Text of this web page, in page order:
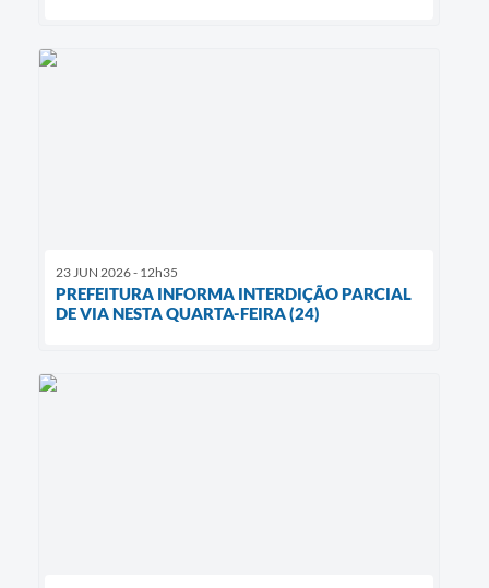
23 JUN 2026 - 12h35
PREFEITURA INFORMA INTERDIÇÃO PARCIAL
DE VIA NESTA QUARTA-FEIRA (24)